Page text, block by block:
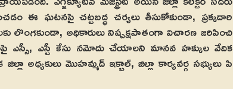
ఈ ఘటనపై చట్టబద్ధ చర్యలు తీసుకోకుండా, ప్రక్కదారి
లొంగకుండా, అధికారులు నిష్పక్షపాతంగా విచారణ జరిపించి
ఎస్సీ, ఎస్టీ కేసు నమోదు చేయాలని మానవ హక్కుల వేదిక
అధ్యకులు మొహమ్మద్ ఇక్బాల్, జిల్లా కార్యవర్గ సభ్యులు పి